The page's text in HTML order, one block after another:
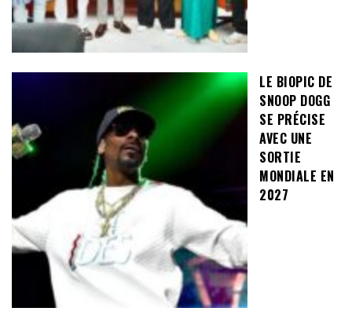
LE BIOPIC DE
SNOOP DOGG
SE PRÉCISE
AVEC UNE
SORTIE
MONDIALE EN
2027